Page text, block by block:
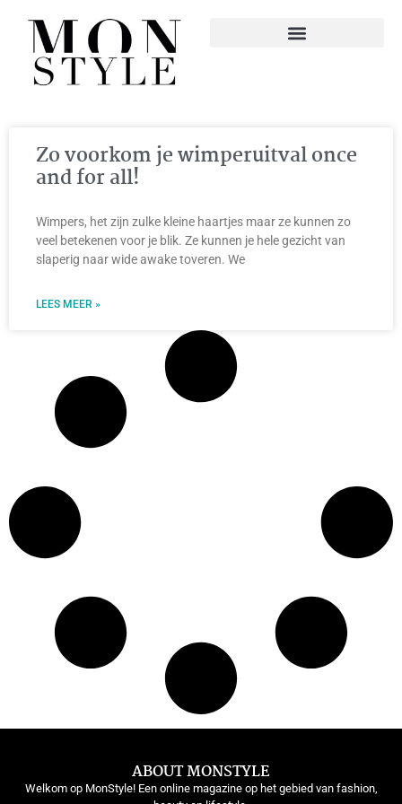
Zo voorkom je wimperuitval once
and for all!
Wimpers, het zijn zulke kleine haartjes maar ze kunnen zo
veel betekenen voor je blik. Ze kunnen je hele gezicht van
slaperig naar wide awake toveren. We
LEES MEER »
ABOUT MONSTYLE
Welkom op MonStyle! Een online magazine op het gebied van fashion,